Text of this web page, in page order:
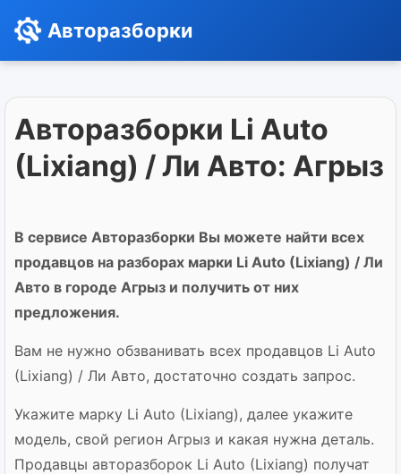
Авторазборки
Авторазборки Li Auto
(Lixiang) / Ли Авто: Агрыз
В сервисе Авторазборки Вы можете найти всех
продавцов на разборах марки Li Auto (Lixiang) / Ли
Авто в городе Агрыз и получить от них
предложения.
Вам не нужно обзванивать всех продавцов Li Auto
(Lixiang) / Ли Авто, достаточно создать запрос.
Укажите марку Li Auto (Lixiang), далее укажите
модель, свой регион Агрыз и какая нужна деталь.
Продавцы авторазборок Li Auto (Lixiang) получат